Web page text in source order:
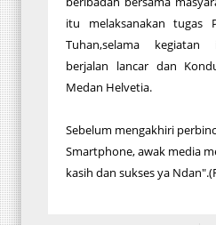
itu melaksanakan tugas
Tuhan,selama kegiatan
berjalan lancar dan
Medan Helvetia.
Sebelum mengakhiri
Smartphone, awak media
kasih dan sukses ya